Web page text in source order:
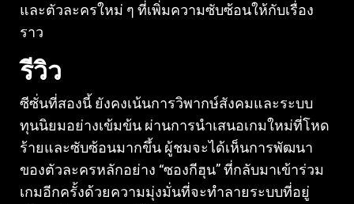
และตัวละครใหม่ ๆ ที่เพิ่มความซับซ้อนให้กับเรื่อง
ราว
รีวิว
ซีซั่นที่สองนี้ ยังคงเน้นการวิพากษ์สังคมและระบบ
ทุนนิยมอย่างเข้มข้น ผ่านการนำเสนอเกมใหม่ที่โหด
ร้ายและซับซ้อนมากขึ้น ผู้ชมจะได้เห็นการพัฒนา
ของตัวละครหลักอย่าง “ซองกีฮุน” ที่กลับมาเข้าร่วม
เกมอีกครั้งด้วยความมุ่งมั่นที่จะทำลายระบบที่อยู่